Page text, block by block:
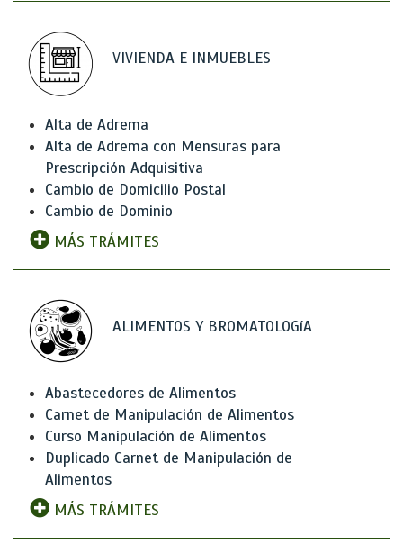
VIVIENDA E INMUEBLES
Alta de Adrema
Alta de Adrema con Mensuras para
Prescripción Adquisitiva
Cambio de Domicilio Postal
Cambio de Dominio
MÁS TRÁMITES
ALIMENTOS Y BROMATOLOGíA
Abastecedores de Alimentos
Carnet de Manipulación de Alimentos
Curso Manipulación de Alimentos
Duplicado Carnet de Manipulación de
Alimentos
MÁS TRÁMITES